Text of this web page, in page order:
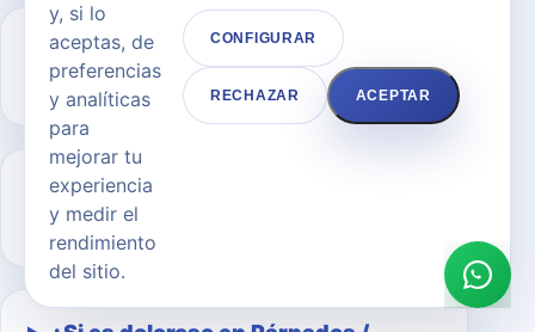
¿Cuándo se aprecia el resultado en
Párpados / Blefaroplastia?
¿Qué cuidados necesito después
en Párpados / Blefaroplastia?
y, si lo
aceptas, de
preferencias
y analíticas
para
mejorar tu
experiencia
y medir el
rendimiento
del sitio.
CONFIGURAR
RECHAZAR ACEPTAR